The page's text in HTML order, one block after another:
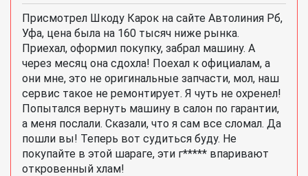
Присмотрел Шкоду Карок на сайте Автолиния Рб,
Уфа, цена была на 160 тысяч ниже рынка.
Приехал, оформил покупку, забрал машину. А
через месяц она сдохла! Поехал к официалам, а
они мне, это не оригинальные запчасти, мол, наш
сервис такое не ремонтирует. Я чуть не охренел!
Попытался вернуть машину в салон по гарантии,
а меня послали. Сказали, что я сам все сломал. Да
пошли вы! Теперь вот судиться буду. Не
покупайте в этой шараге, эти г***** впаривают
откровенный хлам!